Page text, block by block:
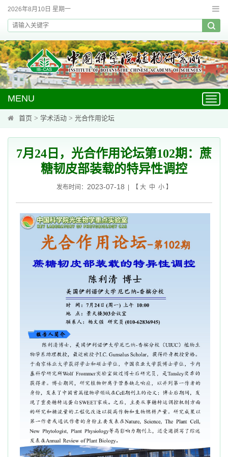
2026年8月10日 星期一
MENU
首页 > 学术活动 > 光合作用论坛
7月24日，光合作用论坛第102期：蔗
糖韧皮部装载的特异性调控
发布时间： 2023-07-18 | 【 大 中 小】